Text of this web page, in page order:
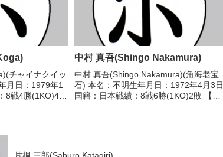
チャイナクイッ
月日：1979年1
8戦4勝(1KO)4
中村 真吾(Shingo Nakamura)
中村 真吾(Shingo Nakamura)(角海老宝
石) 本名：不明生年月日：1972年4月3日
国籍：日本戦績：8戦6勝(1KO)2敗 【獲
片桐 三郎(Saburo Katagiri)